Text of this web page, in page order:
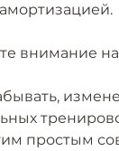
внимание
простым